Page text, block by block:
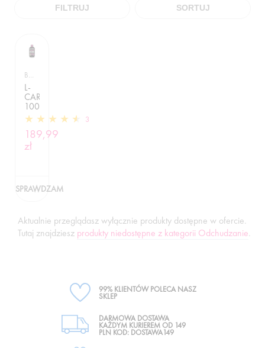
FILTRUJ SORTUJ
BIOTECHUSA / ODCHUDZANIE
L-
CARNITINE
100.000
LIQUID
-
500ML
3
189,99
zł
SPRAWDZAM
Aktualnie przeglądasz wyłącznie produkty dostępne w ofercie.
Tutaj znajdziesz produkty niedostępne z kategorii Odchudzanie.
99% KLIENTÓW POLECA NASZ
SKLEP
DARMOWA DOSTAWA
KAŻDYM KURIEREM OD 149
PLN KOD: DOSTAWA149